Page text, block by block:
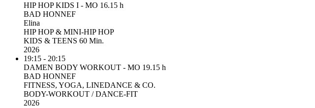
HIP HOP KIDS I - MO 16.15 h
BAD HONNEF
Elina
HIP HOP & MINI-HIP HOP
KIDS & TEENS 60 Min.
2026
19:15 - 20:15
DAMEN BODY WORKOUT - MO 19.15 h
BAD HONNEF
FITNESS, YOGA, LINEDANCE & CO.
BODY-WORKOUT / DANCE-FIT
2026